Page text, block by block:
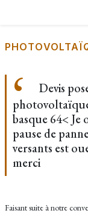
Devis
basque 64<
pause de
versants est
merci
Faisant suite à notre